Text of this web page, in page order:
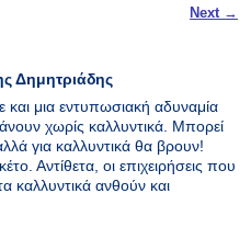
Next →
Δημητριάδης
μια εντυπωσιακή αδυναμία
χωρίς καλλυντικά. Μπορεί
για καλλυντικά θα βρουν!
Αντίθετα, οι επιχειρήσεις που
καλλυντικά ανθούν και